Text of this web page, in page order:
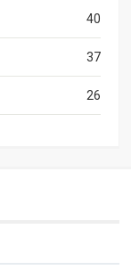
40
37
26